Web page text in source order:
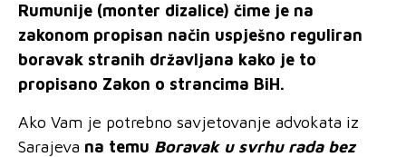
Rumunije (monter dizalice) čime je na
zakonom propisan način uspješno reguliran
boravak stranih državljana kako je to
propisano Zakon o strancima BiH.
Ako Vam je potrebno savjetovanje advokata iz
Sarajeva na temu Boravaku svrhu rada bez